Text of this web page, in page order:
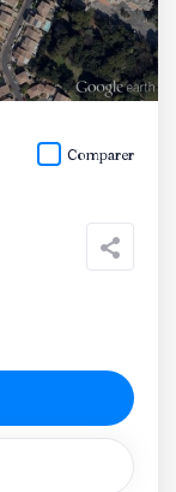
Comparer